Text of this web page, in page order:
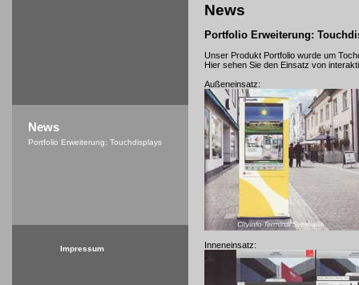
News
Portfolio Erweiterung:
Unser Produkt Portfolio wurde um
Hier sehen Sie den Einsatz von
Außeneinsatz:
Inneneinsatz:
News
Portfolio Erweiterung: Touchdisplays
Impressum